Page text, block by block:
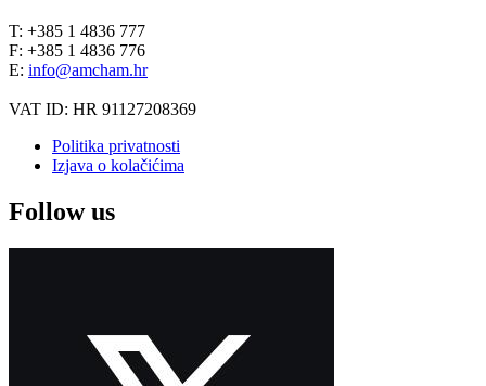
T: +385 1 4836 777
F: +385 1 4836 776
E: info@amcham.hr
VAT ID: HR 91127208369
Politika privatnosti
Izjava o kolačićima
Follow us